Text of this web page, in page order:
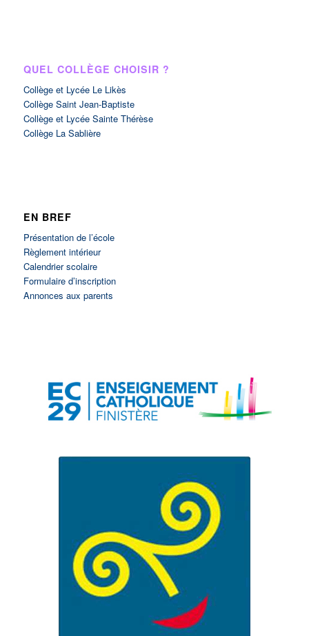
QUEL COLLÈGE CHOISIR ?
Collège et Lycée Le Likès
Collège Saint Jean-Baptiste
Collège et Lycée Sainte Thérèse
Collège La Sablière
EN BREF
Présentation de l’école
Règlement intérieur
Calendrier scolaire
Formulaire d’inscription
Annonces aux parents